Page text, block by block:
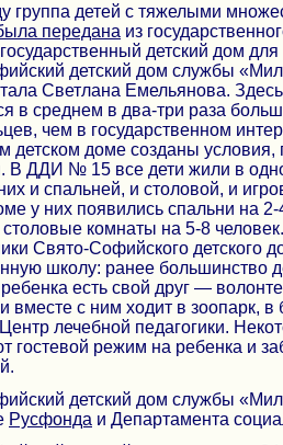
группа детей с тяжелыми
передана из
детский дом
детский дом службы
Светлана Емельянова.
в среднем в два-три раза
чем в государственном
детском доме созданы условия,
В ДДИ № 15 все дети жили в
и спальней, и столовой, и
у них появились спальни на
комнаты на 5-8
Свято-Софийского детского
школу: ранее большинство
есть свой друг —
вместе с ним ходит в зоопарк, в
лечебной педагогики.
гостевой режим на ребенка и
детский дом службы
Русфонда и Департамента